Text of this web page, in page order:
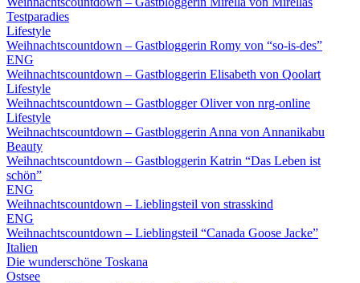
Testparadies
Lifestyle
Weihnachtscountdown – Gastbloggerin Romy von “so-is-des”
ENG
Weihnachtscountdown – Gastbloggerin Elisabeth von Qoolart
Lifestyle
Weihnachtscountdown – Gastblogger Oliver von nrg-online
Lifestyle
Weihnachtscountdown – Gastbloggerin Anna von Annanikabu
Beauty
Weihnachtscountdown – Gastbloggerin Katrin “Das Leben ist
schön”
ENG
Weihnachtscountdown – Lieblingsteil von strasskind
ENG
Weihnachtscountdown – Lieblingsteil “Canada Goose Jacke”
Italien
Die wunderschöne Toskana
Ostsee